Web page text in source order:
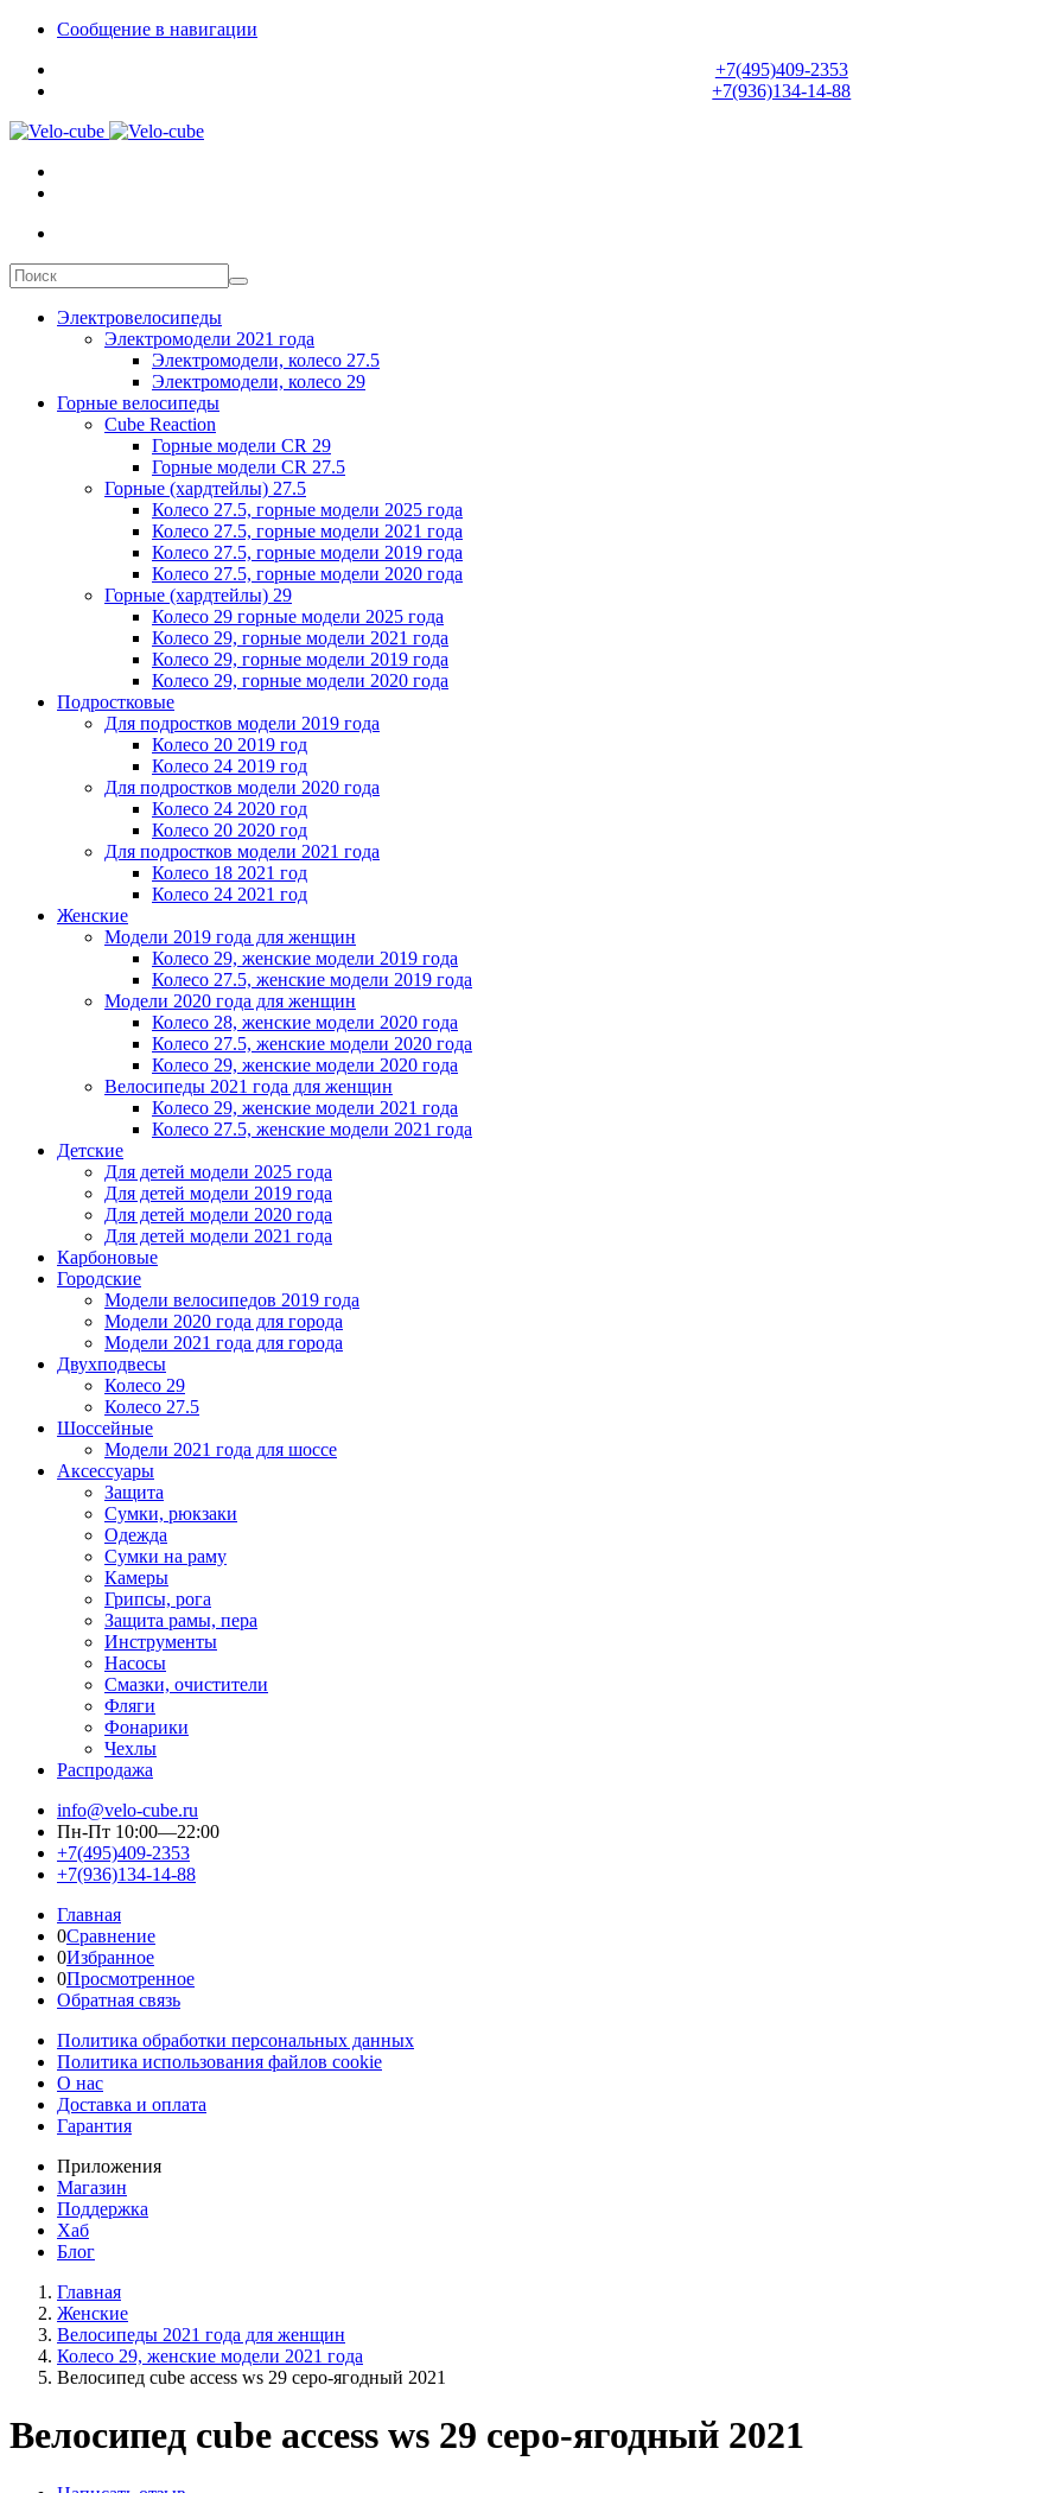
Сообщение в навигации
+7(495)409-2353
+7(936)134-14-88
Электровелосипеды
Электромодели 2021 года
Электромодели, колесо 27.5
Электромодели, колесо 29
Горные велосипеды
Cube Reaction
Горные модели CR 29
Горные модели CR 27.5
Горные (хардтейлы) 27.5
Колесо 27.5, горные модели 2025 года
Колесо 27.5, горные модели 2021 года
Колесо 27.5, горные модели 2019 года
Колесо 27.5, горные модели 2020 года
Горные (хардтейлы) 29
Колесо 29 горные модели 2025 года
Колесо 29, горные модели 2021 года
Колесо 29, горные модели 2019 года
Колесо 29, горные модели 2020 года
Подростковые
Для подростков модели 2019 года
Колесо 20 2019 год
Колесо 24 2019 год
Для подростков модели 2020 года
Колесо 24 2020 год
Колесо 20 2020 год
Для подростков модели 2021 года
Колесо 18 2021 год
Колесо 24 2021 год
Женскиe
Модели 2019 года для женщин
Колесо 29, женские модели 2019 года
Колесо 27.5, женские модели 2019 года
Модели 2020 года для женщин
Колесо 28, женские модели 2020 года
Колесо 27.5, женские модели 2020 года
Колесо 29, женские модели 2020 года
Велосипеды 2021 года для женщин
Колесо 29, женские модели 2021 года
Колесо 27.5, женские модели 2021 года
Детские
Для детей модели 2025 года
Для детей модели 2019 года
Для детей модели 2020 года
Для детей модели 2021 года
Карбоновые
Городские
Модели велосипедов 2019 года
Модели 2020 года для города
Модели 2021 года для города
Двухподвесы
Колесо 29
Колесо 27.5
Шоссейные
Модели 2021 года для шоссе
Аксессуары
Защита
Сумки, рюкзаки
Одежда
Сумки на раму
Камеры
Грипсы, рога
Защита рамы, пера
Инструменты
Насосы
Смазки, очистители
Фляги
Фонарики
Чехлы
Распродажа
info@velo-cube.ru
Пн-Пт 10:00—22:00
+7(495)409-2353
+7(936)134-14-88
Главная
0Сравнение
0Избранное
0Просмотренное
Обратная связь
Политика обработки персональных данных
Политика использования файлов cookie
О нас
Доставка и оплата
Гарантия
Приложения
Магазин
Поддержка
Хаб
Блог
Главная
Женскиe
Велосипеды 2021 года для женщин
Колесо 29, женские модели 2021 года
Велосипед cube access ws 29 серо-ягодный 2021
Велосипед cube access ws 29 серо-ягодный 2021